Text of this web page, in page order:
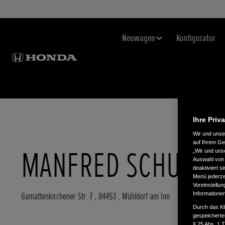
Neuwagen Konfigurator
MANFRED
Gumattenkirchener Str. 7 , 84453 , Mühldorf am Inn
Ihre
Wir und
auf Ihrem
„Wir und
Auswahl
deaktiviert
Menü
Durch das